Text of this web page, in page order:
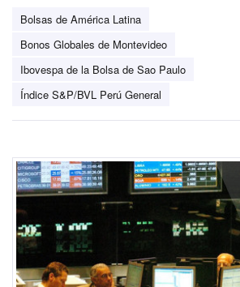
Bolsas de América Latina
Bonos Globales de Montevideo
Ibovespa de la Bolsa de Sao Paulo
Índice S&P/BVL Perú General